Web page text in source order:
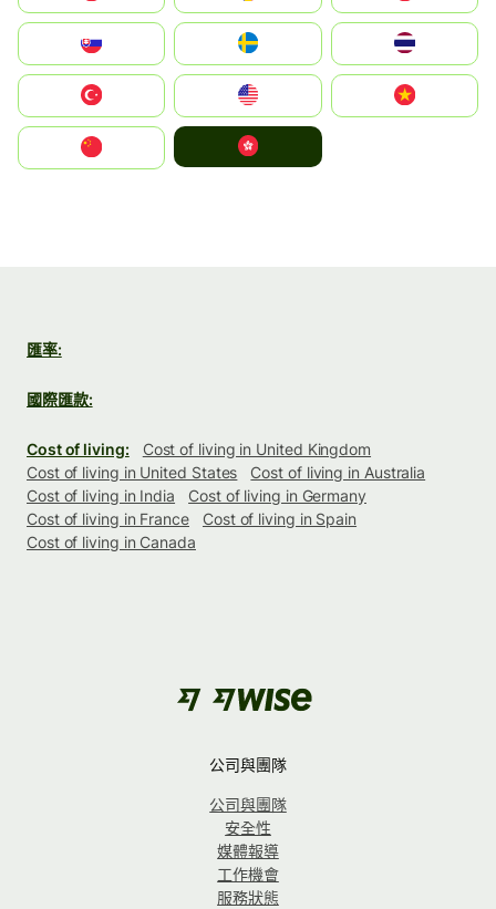
United States
中國香港特別行政區
匯率:
國際匯款:
Cost of living:
Cost of living in United Kingdom
Cost of living in United States
Cost of living in Australia
Cost of living in India
Cost of living in Germany
Cost of living in France
Cost of living in Spain
Cost of living in Canada
公司與團隊
公司與團隊
安全性
媒體報導
工作機會
服務狀態